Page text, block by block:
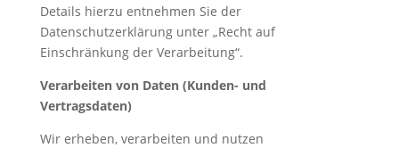
Details hierzu entnehmen Sie der
Datenschutzerklärung unter „Recht auf
Einschränkung der Verarbeitung“.
Verarbeiten von Daten (Kunden- und
Vertragsdaten)
Wir erheben, verarbeiten und nutzen